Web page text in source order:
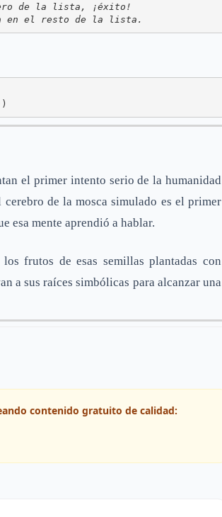
de la lista, ¡éxito!
el resto de la lista.
el primer intento serio de la humanidad
de la mosca simulado es el primer
esa mente aprendió a hablar.
frutos de esas semillas plantadas con
a sus raíces simbólicas para alcanzar una
contenido gratuito de calidad: